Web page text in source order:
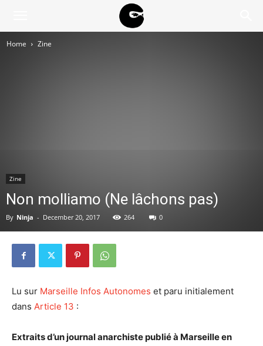
Home Zine
Zine
Non molliamo (Ne lâchons pas)
By Ninja - December 20, 2017 264 0
Lu sur Marseille Infos Autonomes et paru initialement
dans Article 13 :
Extraits d’un journal anarchiste publié à Marseille en